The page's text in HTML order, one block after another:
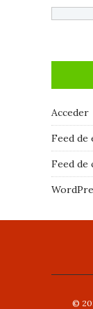
Acceder
Feed de
Feed de
©